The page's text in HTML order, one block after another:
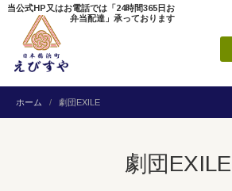
当公式HP又はお電話では「24時間365日お
弁当配達」承っております
ホーム 劇団EXILE
劇団EXILE